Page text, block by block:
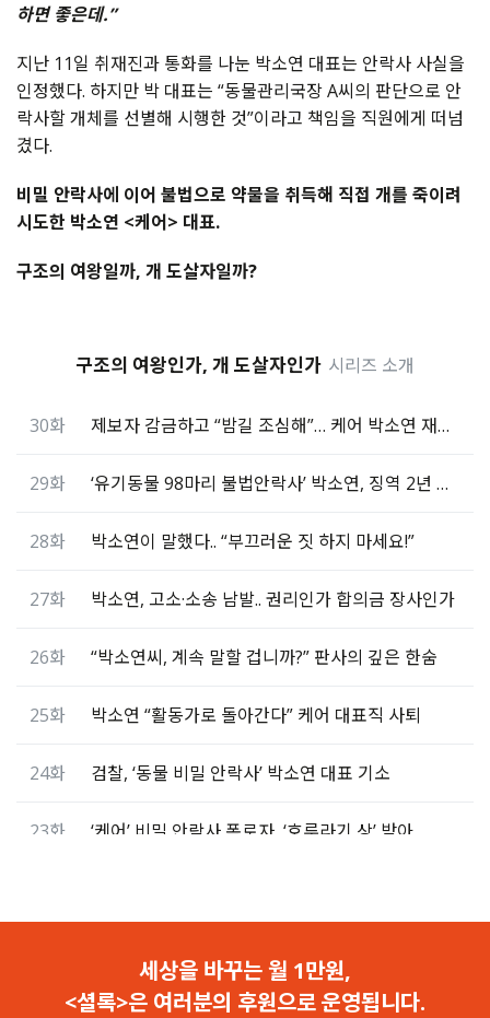
하면 좋은데.”
지난 11일 취재진과 통화를 나눈 박소연 대표는 안락사 사실을
인정했다. 하지만 박 대표는 “동물관리국장 A씨의 판단으로 안
락사할 개체를 선별해 시행한 것”이라고 책임을 직원에게 떠넘
겼다.
비밀 안락사에 이어 불법으로 약물을 취득해 직접 개를 죽이려
시도한 박소연 <케어> 대표.
구조의 여왕일까, 개 도살자일까?
구조의 여왕인가, 개 도살자인가 시리즈 소개
30화 제보자 감금하고 “밤길 조심해”… 케어 박소연 재고소
29화 ‘유기동물 98마리 불법안락사’ 박소연, 징역 2년 선고
28화 박소연이 말했다.. “부끄러운 짓 하지 마세요!”
27화 박소연, 고소·소송 남발.. 권리인가 합의금 장사인가
26화 “박소연씨, 계속 말할 겁니까?” 판사의 깊은 한숨
25화 박소연 “활동가로 돌아간다” 케어 대표직 사퇴
24화 검찰, ‘동물 비밀 안락사’ 박소연 대표 기소
23화 ‘케어’ 비밀 안락사 폭로자, ‘호루라기 상’ 받아
박소연, 공익신고자 감금 폭언.. 사직 강요
세상을 바꾸는 월 1만원,
<셜록>은 여러분의 후원으로 운영됩니다.